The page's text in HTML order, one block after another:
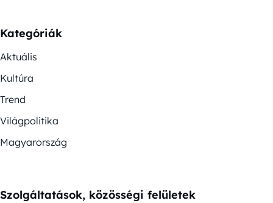
Kategóriák
Aktuális
Kultúra
Trend
Világpolitika
Magyarország
Szolgáltatások, közösségi felületek